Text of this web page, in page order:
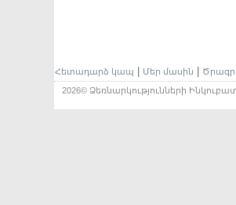
Հետադարձ կապ Մեր մասին
2026© Ձեռնարկությունների